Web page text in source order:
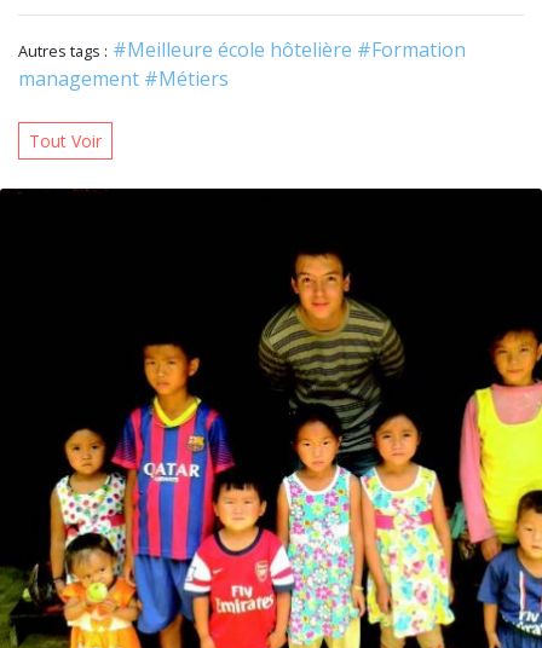
Autres tags : #Meilleure école hôtelière #Formation
management #Métiers
Tout Voir